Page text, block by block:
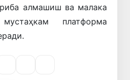
алмашиш ва малака
платформа